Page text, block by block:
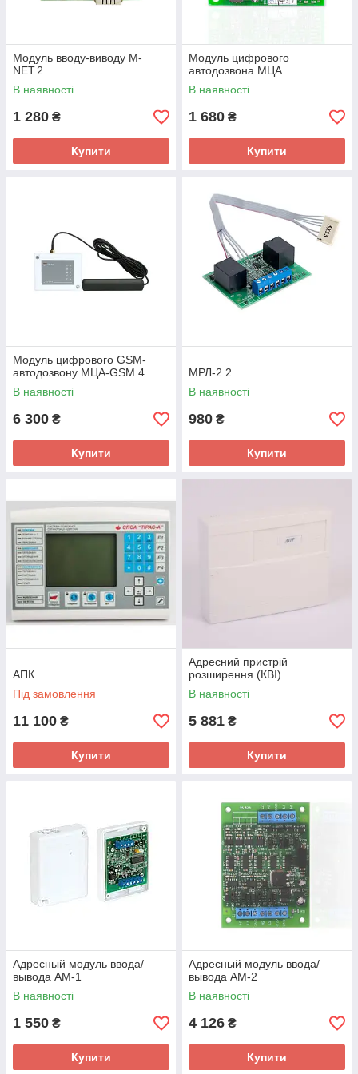
Модуль вводу-виводу M-
NET.2
В наявності
1 280 ₴
Купити
Модуль цифрового
автодозвона МЦА
В наявності
1 680 ₴
Купити
Модуль цифрового GSM-
автодозвону МЦА-GSM.4
В наявності
6 300 ₴
Купити
МРЛ-2.2
В наявності
980 ₴
Купити
АПК
Під замовлення
11 100 ₴
Купити
Адресний пристрій
розширення (КВІ)
В наявності
5 881 ₴
Купити
Адресный модуль ввода/
вывода АМ-1
В наявності
1 550 ₴
Купити
Адресный модуль ввода/
вывода AM-2
В наявності
4 126 ₴
Купити